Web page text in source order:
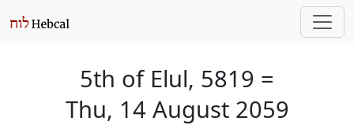
5th of Elul, 5819 =
Thu, 14 August 2059